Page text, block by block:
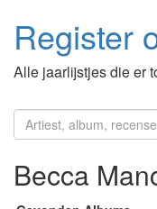
Register
Alle jaarlijstjes die er
Becca